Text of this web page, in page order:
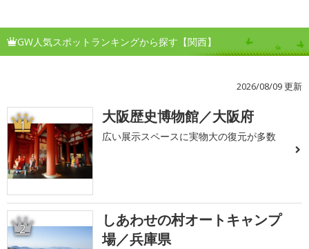
GW人気スポットランキングから探す【関西】
2026/08/09 更新
1 大阪歴史博物館／大阪府
広い展示スペースに実物大の復元が多数
2
しあわせの村オートキャンプ
場／兵庫県